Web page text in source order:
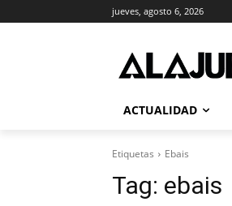
jueves, agosto 6, 2026
ACTUALIDAD
Etiquetas Ebais
Tag: ebais